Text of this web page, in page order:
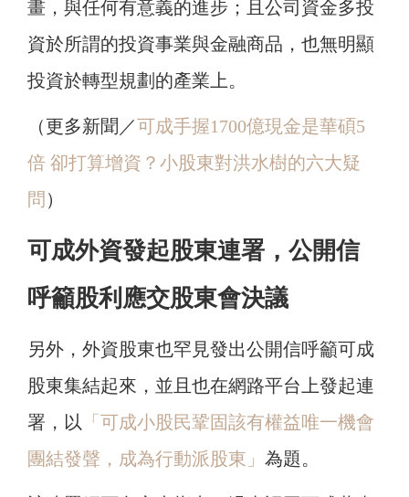
畫，與任何有意義的進步；且公司資金多投
資於所謂的投資事業與金融商品，也無明顯
投資於轉型規劃的產業上。
（更多新聞／可成手握1700億現金是華碩5
倍 卻打算增資？小股東對洪水樹的六大疑
問 ）
可成外資發起股東連署，公開信
呼籲股利應交股東會決議
另外，外資股東也罕見發出公開信呼籲可成
股東集結起來，並且也在網路平台上發起連
署，以 「可成小股民鞏固該有權益唯一機會
團結發聲，成為行動派股東」 為題。